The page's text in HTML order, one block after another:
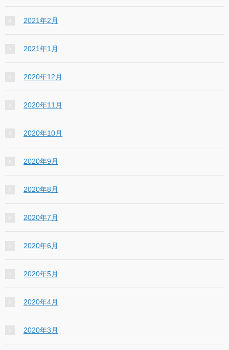
2021年2月
2021年1月
2020年12月
2020年11月
2020年10月
2020年9月
2020年8月
2020年7月
2020年6月
2020年5月
2020年4月
2020年3月